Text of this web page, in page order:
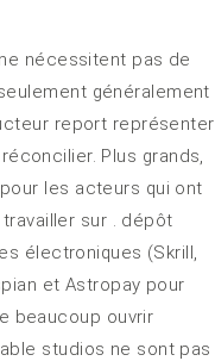
nécessitent pas de
généralement
report représenter
Plus grands,
les acteurs qui ont
sur . dépôt
électroniques (Skrill,
et Astropay pour
beaucoup ouvrir
studios ne sont pas